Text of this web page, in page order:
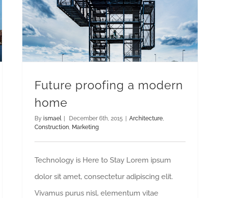
Future proofing a modern
home
By ismael | December 6th, 2015 | Architecture,
Construction, Marketing
Technology is Here to Stay Lorem ipsum
dolor sit amet, consectetur adipiscing elit.
Vivamus purus nisl, elementum vitae